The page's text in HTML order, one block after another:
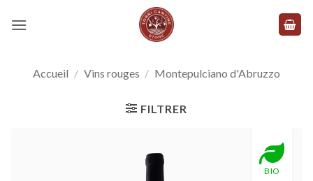
Accueil / Vins rouges / Montepulciano d'Abruzzo
FILTRER
BIO